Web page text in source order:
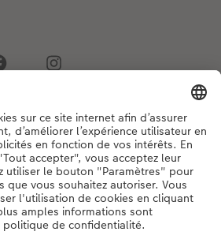
concernant nos produits ou votre commande,
du lundi au dimanche, de 9h00 à 20h00
de téléphone044 499 00 12• 7j/7 • de 9h à
20h
DE|FR|IT